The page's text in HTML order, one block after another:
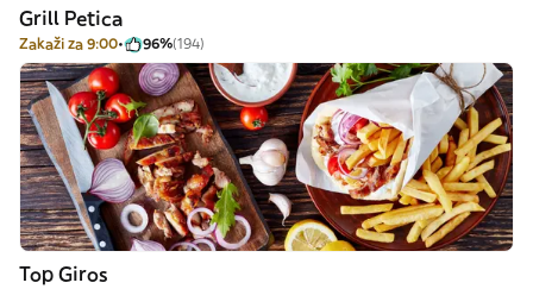
Grill Petica
Zakaži za 9:00 96%(194)
Top Giros